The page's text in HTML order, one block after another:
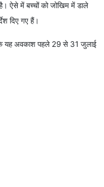
ऐसे में बच्चों को जोखिम में डाले
दिए गए हैं।
कि यह अवकाश पहले 29 से 31 जुलाई